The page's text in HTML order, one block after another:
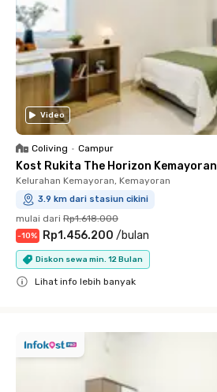
Video
Coliving • Campur
Kost Rukita The Horizon Kemayoran
Kelurahan Kemayoran, Kemayoran
3.9 km dari stasiun cikini
mulai dari Rp1.618.000
-10% Rp1.456.200 /bulan
Diskon sewa min. 12 Bulan
Lihat info lebih banyak